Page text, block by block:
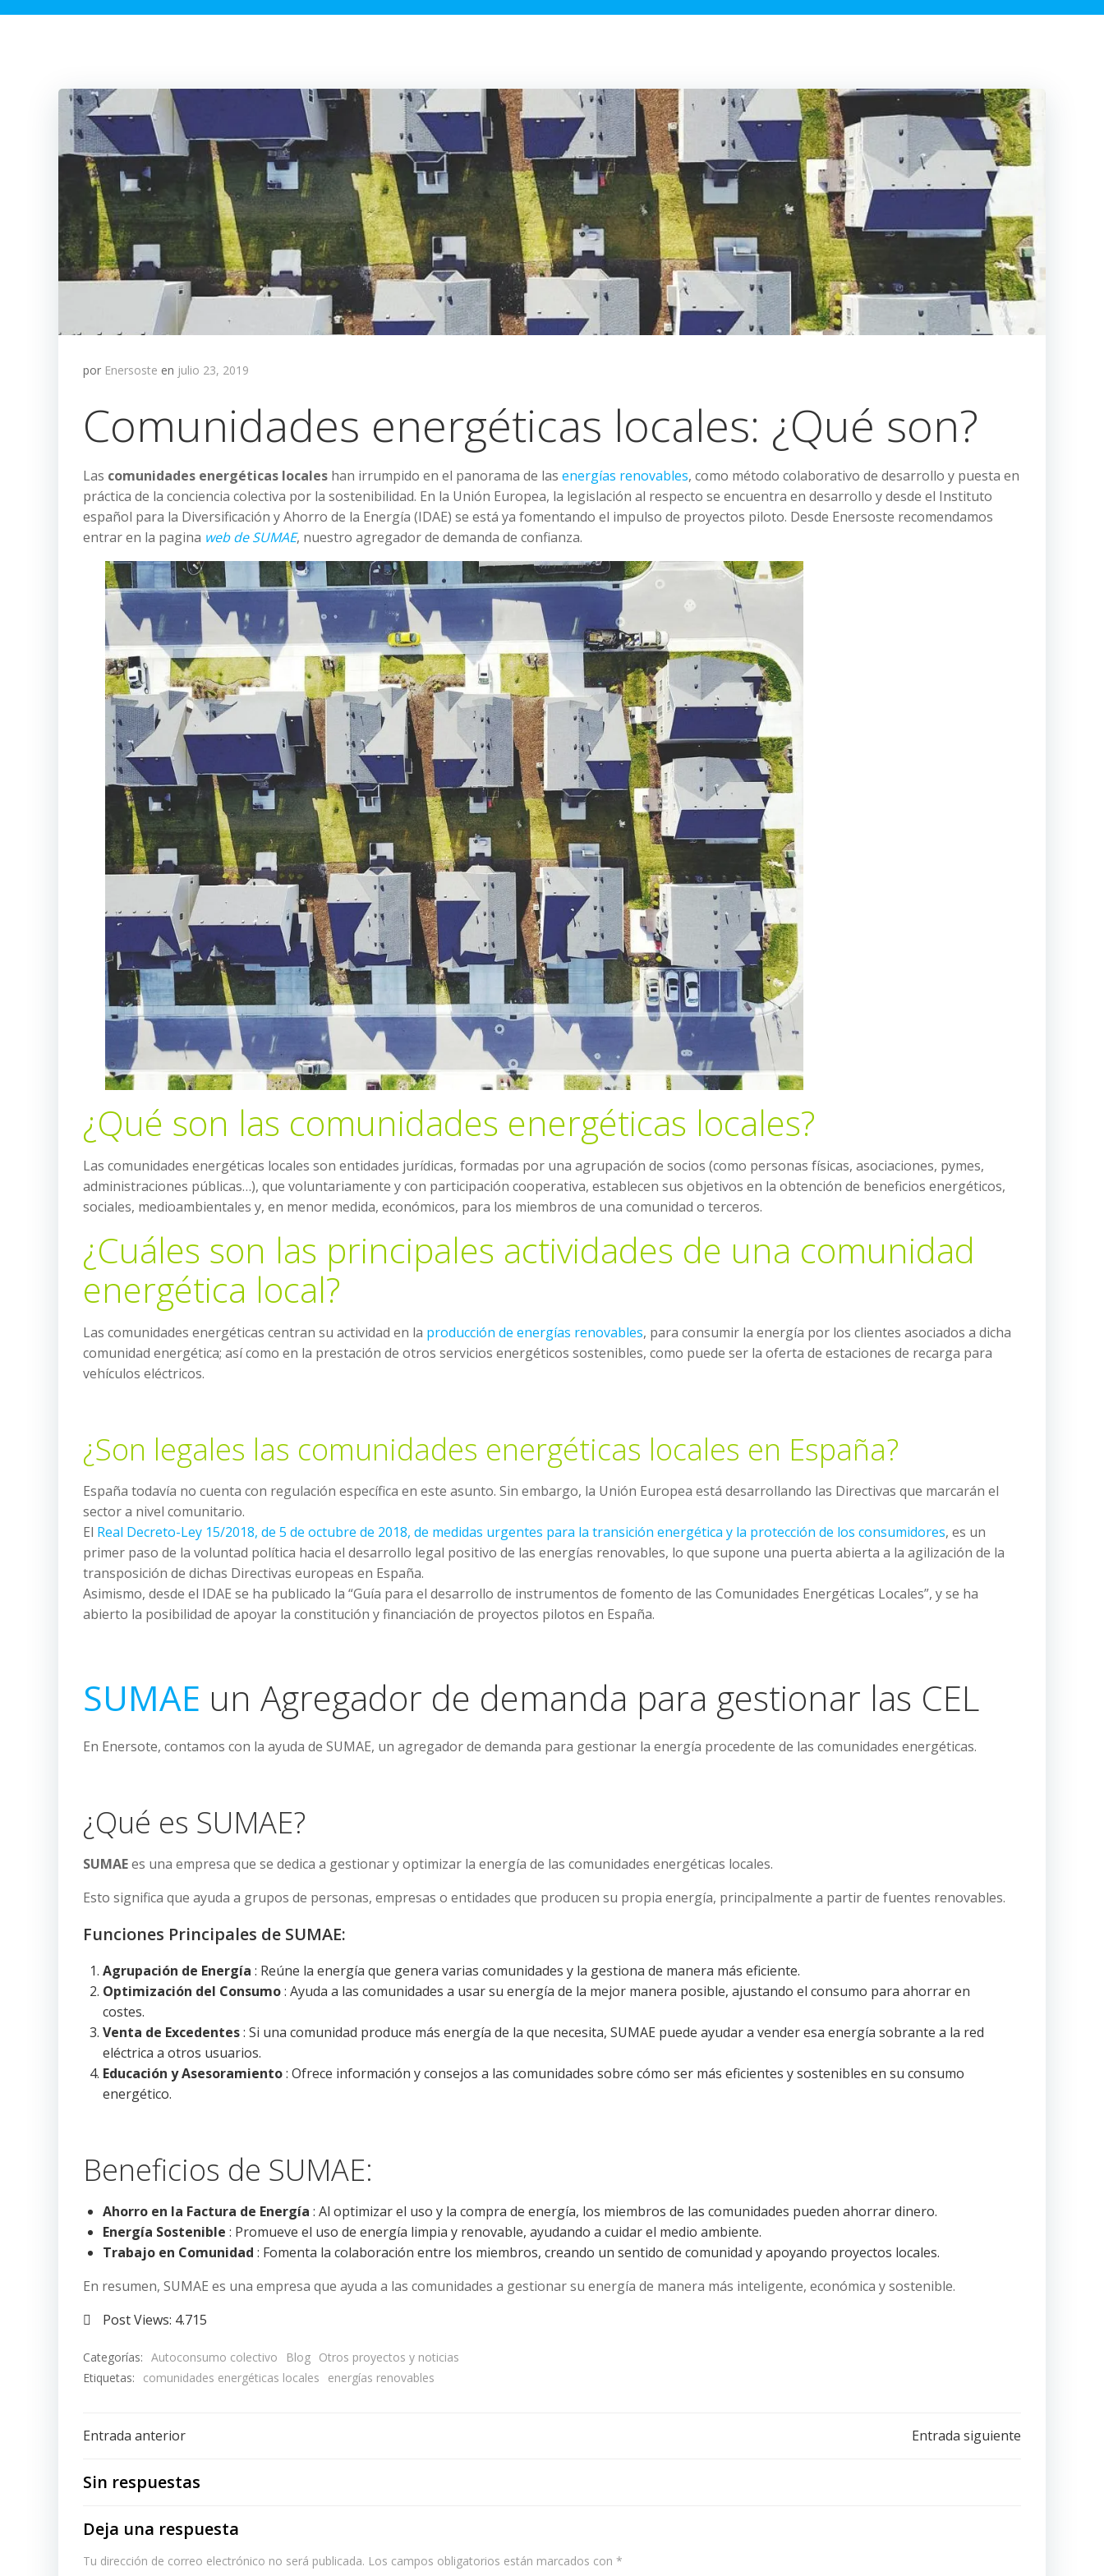
por Enersoste en julio 23, 2019
Comunidades energéticas locales: ¿Qué son?
Las comunidades energéticas locales han irrumpido en el panorama de las energías renovables, como método colaborativo de desarrollo y puesta en
práctica de la conciencia colectiva por la sostenibilidad. En la Unión Europea, la legislación al respecto se encuentra en desarrollo y desde el Instituto
español para la Diversificación y Ahorro de la Energía (IDAE) se está ya fomentando el impulso de proyectos piloto. Desde Enersoste recomendamos
entrar en la pagina web de SUMAE, nuestro agregador de demanda de confianza.
¿Qué son las comunidades energéticas locales?
Las comunidades energéticas locales son entidades jurídicas, formadas por una agrupación de socios (como personas físicas, asociaciones, pymes,
administraciones públicas…), que voluntariamente y con participación cooperativa, establecen sus objetivos en la obtención de beneficios energéticos,
sociales, medioambientales y, en menor medida, económicos, para los miembros de una comunidad o terceros.
¿Cuáles son las principales actividades de una comunidad
energética local?
Las comunidades energéticas centran su actividad en la producción de energías renovables, para consumir la energía por los clientes asociados a dicha
comunidad energética; así como en la prestación de otros servicios energéticos sostenibles, como puede ser la oferta de estaciones de recarga para
vehículos eléctricos.
¿Son legales las comunidades energéticas locales en España?
España todavía no cuenta con regulación específica en este asunto. Sin embargo, la Unión Europea está desarrollando las Directivas que marcarán el
sector a nivel comunitario.
El Real Decreto-Ley 15/2018, de 5 de octubre de 2018, de medidas urgentes para la transición energética y la protección de los consumidores, es un
primer paso de la voluntad política hacia el desarrollo legal positivo de las energías renovables, lo que supone una puerta abierta a la agilización de la
transposición de dichas Directivas europeas en España.
Asimismo, desde el IDAE se ha publicado la “Guía para el desarrollo de instrumentos de fomento de las Comunidades Energéticas Locales”, y se ha
abierto la posibilidad de apoyar la constitución y financiación de proyectos pilotos en España.
SUMAE un Agregador de demanda para gestionar las CEL
En Enersote, contamos con la ayuda de SUMAE, un agregador de demanda para gestionar la energía procedente de las comunidades energéticas.
¿Qué es SUMAE?
SUMAEes una empresa que se dedica a gestionar y optimizar la energía de las comunidades energéticas locales.
Esto significa que ayuda a grupos de personas, empresas o entidades que producen su propia energía, principalmente a partir de fuentes renovables.
Funciones Principales de SUMAE:
Agrupación de Energía : Reúne la energía que genera varias comunidades y la gestiona de manera más eficiente.
Optimización del Consumo: Ayuda a las comunidades a usar su energía de la mejor manera posible, ajustando el consumo para ahorrar en
costes.
Venta de Excedentes: Si una comunidad produce más energía de la que necesita, SUMAE puede ayudar a vender esa energía sobrante a la red
eléctrica a otros usuarios.
Educación y Asesoramiento: Ofrece información y consejos a las comunidades sobre cómo ser más eficientes y sostenibles en su consumo
energético.
Beneficios de SUMAE:
Ahorro en la Factura de Energía : Al optimizar el uso y la compra de energía, los miembros de las comunidades pueden ahorrar dinero.
Energía Sostenible : Promueve el uso de energía limpia y renovable, ayudando a cuidar el medio ambiente.
Trabajo en Comunidad : Fomenta la colaboración entre los miembros, creando un sentido de comunidad y apoyando proyectos locales.
En resumen, SUMAE es una empresa que ayuda a las comunidades a gestionar su energía de manera más inteligente, económica y sostenible.
Post Views: 4.715
Categorías: Autoconsumo colectivo Blog Otros proyectos y noticias
Etiquetas:
comunidades energéticas locales energías renovables
Navegación
de
entradas
Entrada anterior Entrada siguiente
Sin respuestas
Deja una respuesta
Tu dirección de correo electrónico no será publicada. Los campos obligatorios están marcados con *